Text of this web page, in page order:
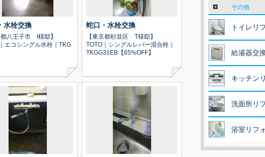
水栓交換
八王子市 I様邸】
エコシングル水栓｜TKG
蛇口・水栓交換
【東京都杉並区 T様邸】
TOTO｜シングルレバー混合栓｜
TKGG31EB【65%OFF】
その他
トイレリ
給湯器交
キッチン
洗面所リ
浴室リフ